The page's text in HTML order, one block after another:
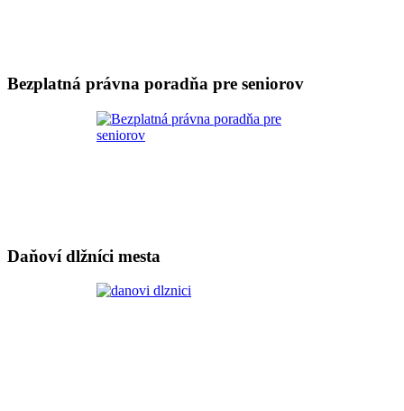
Bezplatná právna poradňa pre seniorov
Daňoví dlžníci mesta